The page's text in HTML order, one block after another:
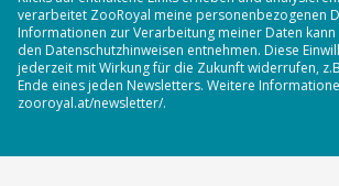
verarbeitet ZooRoyal meine personenbezogenen
Informationen zur Verarbeitung meiner Daten kann
den Datenschutzhinweisen entnehmen. Diese
jederzeit mit Wirkung für die Zukunft widerrufen,
Ende eines jeden Newsletters. Weitere
zooroyal.at/newsletter/.